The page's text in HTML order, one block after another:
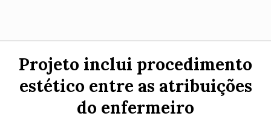
Projeto inclui procedimento
estético entre as atribuições
do enfermeiro